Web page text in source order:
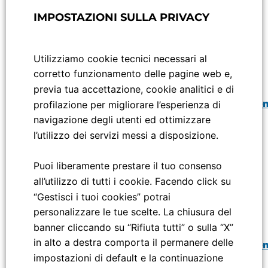
Iscrizione Reg. Imp. della C.C.I.AA
Società soggetta a direzione e di coordinamento di
FNM S.p.A.
IMPOSTAZIONI SULLA PRIVACY
Utilizziamo cookie tecnici necessari al
corretto funzionamento delle pagine web e,
previa tua accettazione, cookie analitici e di
profilazione per migliorare l’esperienza di
navigazione degli utenti ed ottimizzare
l’utilizzo dei servizi messi a disposizione.
Puoi liberamente prestare il tuo consenso
all’utilizzo di tutti i cookie. Facendo click su
“Gestisci i tuoi cookies” potrai
personalizzare le tue scelte. La chiusura del
banner cliccando su “Rifiuta tutti” o sulla “X”
in alto a destra comporta il permanere delle
impostazioni di default e la continuazione
FERROVIENORD sono pubblicate nella pagina:
Le persone con disabilità possono richiedere assistenza
per il proprio viaggio visitando la pagina:
https://www.trenord.it/assistenza/supporto/
viaggiatori-con-disabilita/
o contattando il numero verde 800.210.95
Bovisa da piazza Alfieri è presente sulle scale del lato est
una rampa provvisoria . Per salita e discesa è
disponibile, dal lunedì al venerdì negli orari 07.00- 20.00,
un servizio di accompagnamento per le persone a
mobilità ridotta prenotabile dalla pagina:
https://www.trenord.it/assistenza/supporto/
viaggiatori-con-disabilita/